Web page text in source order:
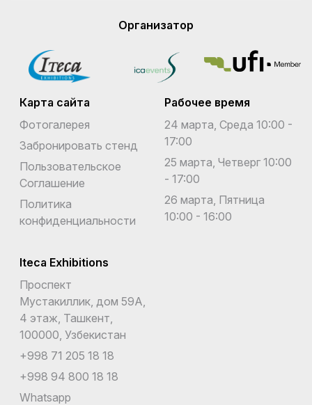
Организатор
Карта сайта
Фотогалерея
Забронировать стенд
Пользовательское
Соглашение
Политика
конфиденциальности
Рабочее время
24 марта, Среда 10:00 -
17:00
25 марта, Четверг 10:00
- 17:00
26 марта, Пятница
10:00 - 16:00
Iteca Exhibitions
Проспект
Мустакиллик, дом 59А,
4 этаж, Ташкент,
100000, Узбекистан
+998 71 205 18 18
+998 94 800 18 18
Whatsapp